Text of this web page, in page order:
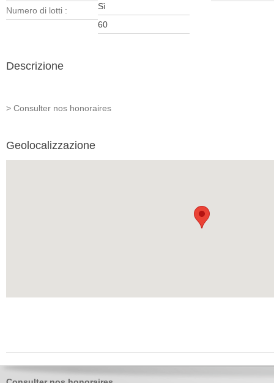
Numero di lotti :
Sì
60
Descrizione
> Consulter nos honoraires
Geolocalizzazione